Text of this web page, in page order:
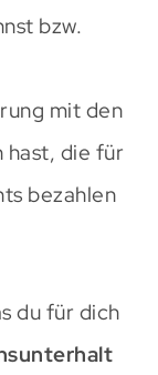
bzw.
mit den
hast, die für
bezahlen
du für dich